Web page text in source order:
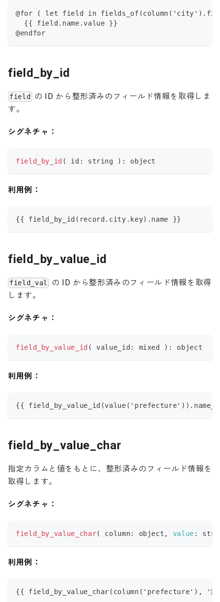
@for ( let field in
  {{ field.name.value }}
@endfor
field_by_id
field の ID から整形済みのフィールド情報を取得しま
す。
シグネチャ：
field_by_id ( id : string ) : object
利用例：
{{ field_by_id(record.city.key).name }}
field_by_value_id
field_val
の ID から整形済みのフィールド情報を取得
します。
シグネチャ：
field_by_value_id ( value_id : mixed ) : object
利用例：
{{
field_by_value_char
指定カラムと値をもとに、整形済みのフィールド情報を
取得します。
シグネチャ：
field_by_value_char( column: object , value :
利用例：
{{ field_by_value_char(column('prefecture'), '滋